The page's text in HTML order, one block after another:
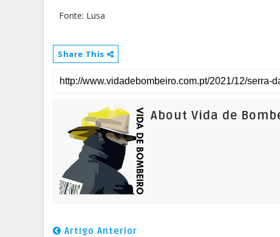
Fonte: Lusa
Share This
About Vida de
Artigo Anterior